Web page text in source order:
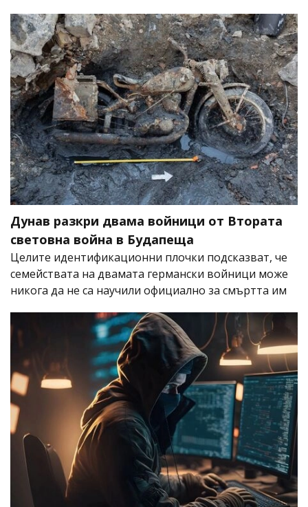
Дунав разкри двама войници от Втората
световна война в Будапеща
Целите идентификационни плочки подсказват, че
семействата на двамата германски войници може
никога да не са научили официално за смъртта им